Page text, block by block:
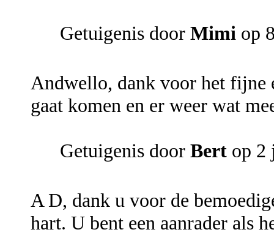
Getuigenis door Mimi op
Andwello, dank voor het fijne
gaat komen en er weer wat
Getuigenis door Bert op 2
A D, dank u voor de
hart. U bent een aanrader als